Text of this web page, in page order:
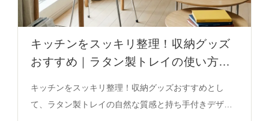
キッチンをスッキリ整理！収納グッズ
おすすめ｜ラタン製トレイの使い方と
キッチンをスッキリ整理！収納グッズおすすめとし
て、ラタン製トレイの自然な質感と持ち手付きデザイ